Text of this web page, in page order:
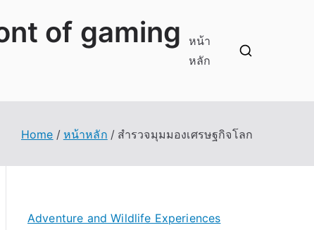
of gaming
หน้า
หลัก
Home หน้าหลัก สำรวจมุมมองเศรษฐกิจโลก
Adventure and Wildlife Experiences